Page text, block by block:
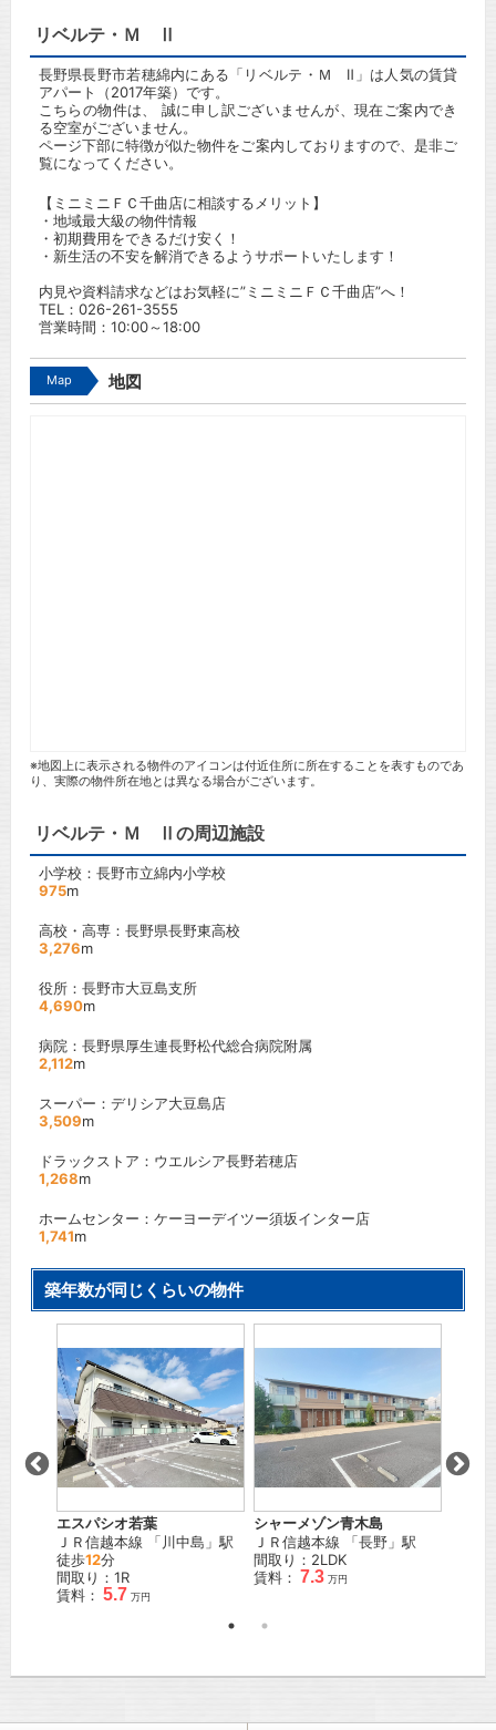
リベルテ・Ｍ Ⅱ
長野県長野市若穂綿内にある「リベルテ・Ｍ Ⅱ」は人気の賃貸
アパート（2017年築）です。
こちらの物件は、 誠に申し訳ございませんが、現在ご案内でき
る空室がございません。
ページ下部に特徴が似た物件をご案内しておりますので、是非ご
覧になってください。
【ミニミニＦＣ千曲店に相談するメリット】
・地域最大級の物件情報
・初期費用をできるだけ安く！
・新生活の不安を解消できるようサポートいたします！
内見や資料請求などはお気軽に”ミニミニＦＣ千曲店”へ！
TEL： 026-261-3555
営業時間：10:00～18:00
Map 地図
※地図上に表示される物件のアイコンは付近住所に所在することを表すものであ
り、実際の物件所在地とは異なる場合がございます。
リベルテ・Ｍ Ⅱの周辺施設
小学校：長野市立綿内小学校
975m
高校・高専：長野県長野東高校
3,276m
役所：長野市大豆島支所
4,690m
病院：長野県厚生連長野松代総合病院附属
2,112m
スーパー：デリシア大豆島店
3,509m
ドラックストア：ウエルシア長野若穂店
1,268m
ホームセンター：ケーヨーデイツー須坂インター店
1,741m
築年数が同じくらいの物件
エスパシオ若葉
ＪＲ信越本線 「川中島 」駅
徒歩12分
間取り：1R
賃料： 5.7 万円
シャーメゾン青木島
ＪＲ信越本線 「長野 」駅
間取り：2LDK
賃料： 7.3 万円